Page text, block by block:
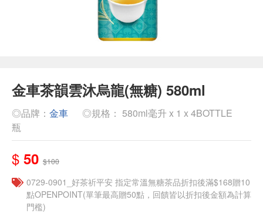
金車茶韻雲沐烏龍(無糖) 580ml
◎品牌： 金車
◎規格： 580ml毫升 x 1 x 4BOTTLE
瓶
$ 50 $100
​​0729-0901_好茶祈平安 指定常溫無糖茶品折扣後滿$168贈10
點OPENPOINT(單筆最高贈50點，回饋皆以折扣後金額為計算
門檻)